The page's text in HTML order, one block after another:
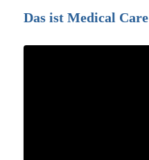
Das ist Medical Care